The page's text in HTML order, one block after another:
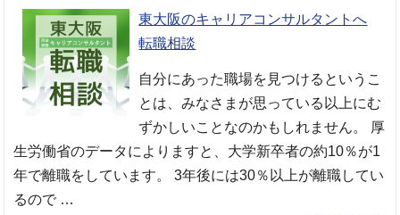
東大阪のキャリアコンサルタントへ
転職相談
自分にあった職場を見つけるというこ
とは、みなさまが思っている以上にむ
ずかしいことなのかもしれません。 厚
生労働省のデータによりますと、大学新卒者の約10％が1
年で離職をしています。 3年後には30％以上が離職してい
るので …